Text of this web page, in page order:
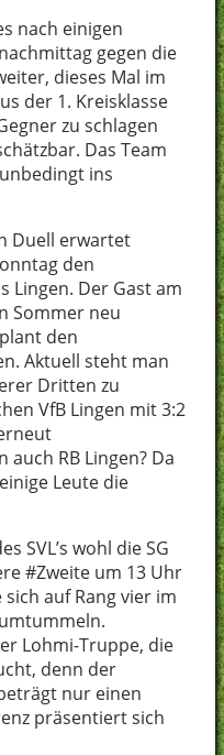
nach einigen
gegen die
dieses Mal im
der 1. Kreisklasse
zu schlagen
Das Team
ins
Duell erwartet
den
Lingen. Der Gast am
Sommer neu
den
Aktuell steht man
Dritten zu
VfB Lingen mit 3:2
RB Lingen? Da
Leute die
SVL’s wohl die SG
#Zweite um 13 Uhr
auf Rang vier im
Lohmi-Truppe, die
denn der
nur einen
präsentiert sich